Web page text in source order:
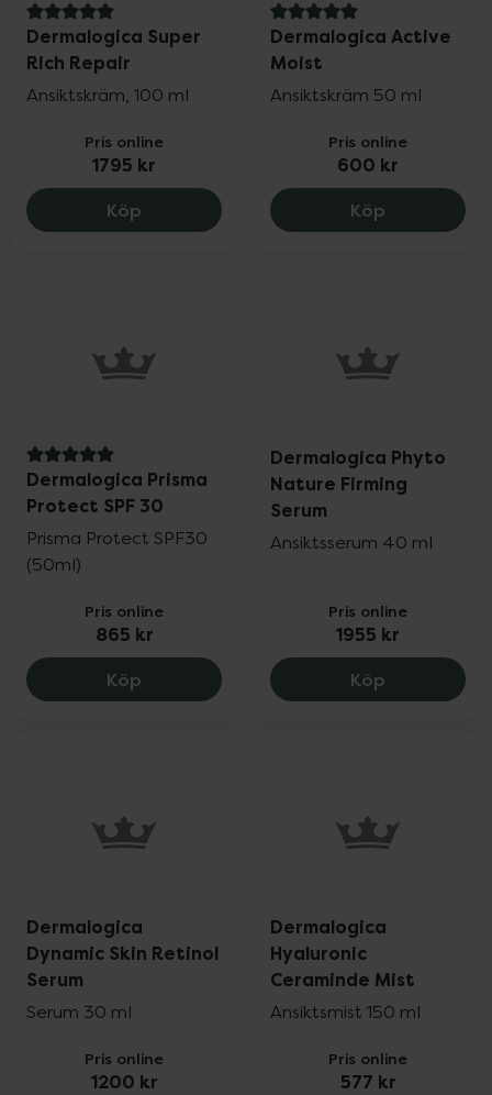
5 av 5 i omdöme
Dermalogica Super
Rich Repair
Ansiktskräm, 100 ml
Pris online
1795 kr
Köp Dermalogica Super Rich Repair, 1795 kr.
5 av 5 i omdöme
Dermalogica Active
Moist
Ansiktskräm 50 ml
Pris online
600 kr
Köp
5 av 5 i omdöme
Dermalogica Prisma
Protect SPF 30
Prisma Protect SPF30
(50ml)
Pris online
865 kr
Köp Dermalogica Prisma Protect SPF 30,
Dermalogica Phyto
Nature Firming
Serum
Ansiktsserum 40 ml
Pris online
1955 kr
Köp
Dermalogica
Dynamic Skin Retinol
Serum
Serum 30 ml
Pris online
1200 kr
Dermalogica
Hyaluronic
Ceraminde Mist
Ansiktsmist 150 ml
Pris online
577 kr